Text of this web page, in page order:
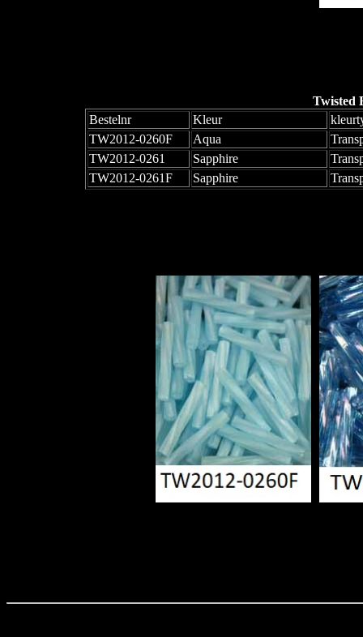
Twisted
Bestelnr
Kleur
TW2012-0260F
Aqua
TW2012-0261
Sapphire
TW2012-0261F
Sapphire